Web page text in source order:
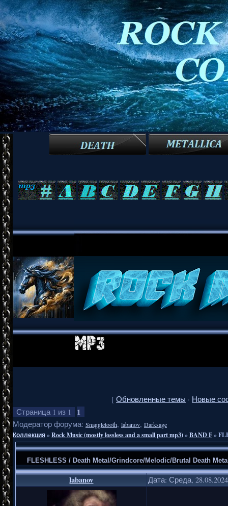
[ Обновленные темы · Новые
Страница 1 из 1 1
Модератор форума: Snaggletooth, labanov, Darksage
Коллекция»Rock Music (mostly lossless and a small part mp3)»BAND F»
FLESHLESS / Death Metal/Grindcore/Melodic/Brutal Death
labanov Дата: Среда,